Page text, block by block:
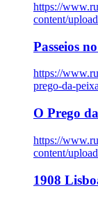
https://
content/
Passeios
https://
prego-da-
O Prego
https://
content/
1908